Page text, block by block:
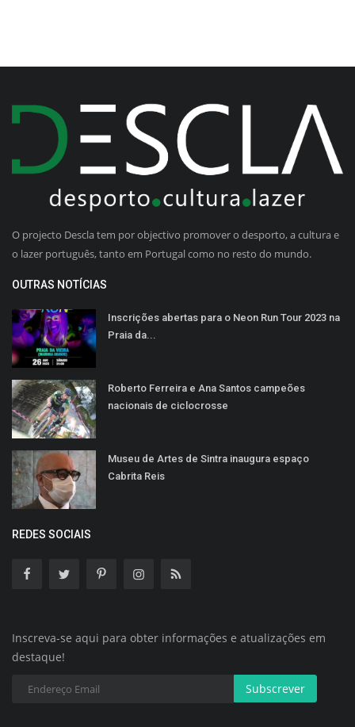
O projecto Descla tem por objectivo promover o desporto, a cultura e
o lazer português, tanto em Portugal como no resto do mundo.
OUTRAS NOTÍCIAS
Inscrições abertas para o Neon Run Tour 2023 na
Praia da...
Roberto Ferreira e Ana Santos campeões
nacionais de ciclocrosse
Museu de Artes de Sintra inaugura espaço
Cabrita Reis
REDES SOCIAIS
Inscreva-se aqui para obter informações e atualizações em
destaque!
Subscrever